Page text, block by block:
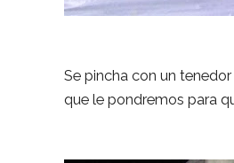
Se pincha con un
que le pondremos para